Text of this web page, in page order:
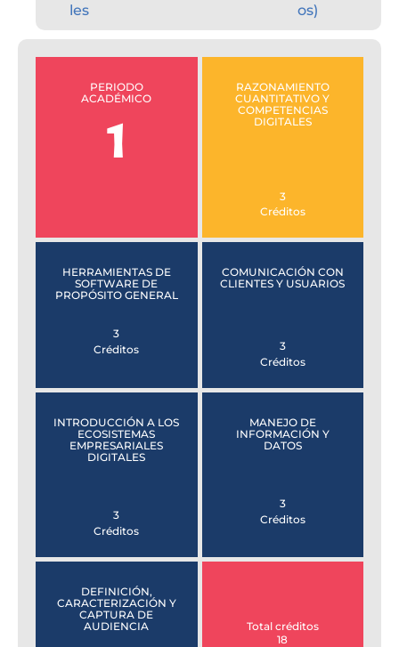
les
os)
PERIODO
ACADÉMICO
1
RAZONAMIENTO
CUANTITATIVO Y
COMPETENCIAS
DIGITALES
3
Créditos
HERRAMIENTAS DE
SOFTWARE DE
PROPÓSITO GENERAL
3
Créditos
COMUNICACIÓN CON
CLIENTES Y USUARIOS
3
Créditos
INTRODUCCIÓN A LOS
ECOSISTEMAS
EMPRESARIALES
DIGITALES
3
Créditos
MANEJO DE
INFORMACIÓN Y
DATOS
3
Créditos
DEFINICIÓN,
CARACTERIZACIÓN Y
CAPTURA DE
AUDIENCIA
Total créditos
18